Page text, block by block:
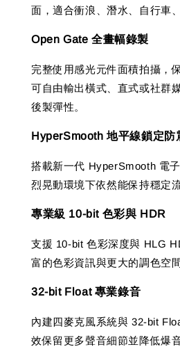
面，適合衝浪、潛水、自行車
Open Gate 全畫幅錄製
完整使用感光元件面積拍攝，
可自由輸出橫式、直式或社群
後製彈性。
HyperSmooth 地平線鎖定防
搭載新一代 HyperSmooth 電
烈晃動環境下依然能保持穩定
專業級 10-bit 色彩與 HDR
支援 10-bit 色彩深度與 HLG
富的色彩資訊與更大的調色空間
32-bit Float 專業錄音
內建四麥克風系統與 32-bit
效保留更多聲音細節並降低爆音